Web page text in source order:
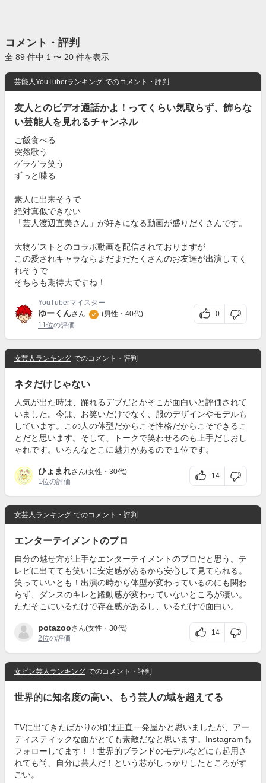
コメント・評判
全 89 件中 1 〜 20 件を表示
芸能人YouTuberランキング でのコメント・評判
友人とのビデオ通話かよ！ってくらい気取らず、飾らな
い芸能人を見れるチャンネル
ご飯食べる
突然歌う
ゲラゲラ笑う
ずっと喋る
素人に出来そうで
絶対真似できない
「芸人渡辺直美さん」が好きになる動画が盛りだくさんです。
大物ゲストとのコラボ動画を配信されておりますが
この愛されキャラならまだまだたくさんのお友達が出演してく
れそうで
そちらも期待大ですね！
YouTuberマイスター
ゆーくんさん
(男性・40代)
11位の評価
0
女芸人ランキング でのコメント・評判
ネタだけじゃない
人気が出た時は、踊れるデブだとかそこが面白いと評価されて
いました。今は、お笑いだけでなく、服のデザインやモデルも
しています。この人の体型だからこそ性格だからこそできるこ
とだと思います。そして、トークで笑わせるのも上手だしおし
ゃれです。いろんなとこに魅力があるので１位です。
ひょまれさん(女性・30代)
1位の評価
14
女芸人ランキング でのコメント・評判
エンターテイメントのプロ
自分の魅せ方が上手なエンターテイメントのプロだと思う。テ
レビに出てても笑いに安定感があるから安心して見てられる。
笑っていいとも！出演の時から体型が変わっているのにも関わ
らず、ダンスのキレと躍動感が変わっていないところが凄い。
ただそこにいるだけで存在感があるし、いるだけで面白い。
potazooさん(女性・30代)
2位の評価
14
女ピン芸人ランキング でのコメント・評判
世界的に知名度の高い、もう芸人の域を超えてる
TVに出てきたばかりの頃は正直一発屋かと思いましたが、アー
ティスティックな面がとても素敵だなと思います。Instagramも
フォローしてます！！世界的ブランドのモデルなどにも起用さ
れても尚、自分は芸人だ！という芯がしっかりしたところがす
ごい。